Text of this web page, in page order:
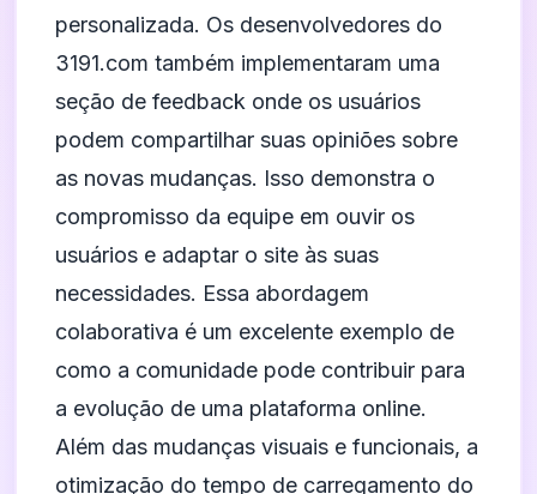
personalizada. Os desenvolvedores do
3191.com também implementaram uma
seção de feedback onde os usuários
podem compartilhar suas opiniões sobre
as novas mudanças. Isso demonstra o
compromisso da equipe em ouvir os
usuários e adaptar o site às suas
necessidades. Essa abordagem
colaborativa é um excelente exemplo de
como a comunidade pode contribuir para
a evolução de uma plataforma online.
Além das mudanças visuais e funcionais, a
otimização do tempo de carregamento do